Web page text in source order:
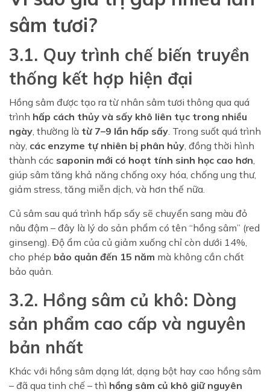
sâm tươi?
3.1. Quy trình chế biến truyền
thống kết hợp hiện đại
Hồng sâm được tạo ra từ nhân sâm tươi thông qua quá
trình hấp cách thủy và sấy khô liên tục trong nhiều
ngày , thường là từ 7–9 lần hấp sấy . Trong suốt quá trình
này, các enzyme tự nhiên bị phân hủy , đồng thời hình
thành các saponin mới có hoạt tính sinh học cao hơn
giúp sâm tăng khả năng chống oxy hóa, chống ung thư,
giảm stress, tăng miễn dịch, và hơn thế nữa.
Củ sâm sau quá trình hấp sấy sẽ chuyển sang màu đỏ
nâu đậm – đây là lý do sản phẩm có tên “hồng sâm” (red
ginseng). Độ ẩm của củ giảm xuống chỉ còn dưới 14%,
cho phép bảo quản đến 15 năm mà không cần chất
bảo quản.
3.2. Hồng sâm củ khô: Dòng
sản phẩm cao cấp và nguyên
bản nhất
Khác với hồng sâm dạng lát, dạng bột hay cao hồng sâm
– đã qua tinh chế – thì hồng sâm củ khô giữ nguyên